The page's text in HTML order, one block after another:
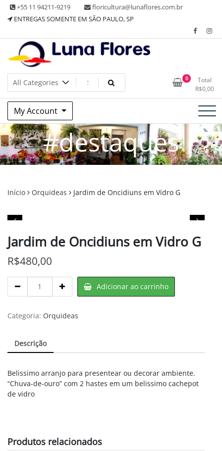
Skip +55 11 94211-9219
floricultura@lunaflores.com.br
ENTREGAS SOMENTE EM SÃO PAULO, SP
Floricultura Luna Flores – Vila
Mariana, SP – Presentes e
Decorações
Floricultura tradicional, vende flores naturais arranjos, buques
e muito mais
0
Total
R$0,00
My Account
#destaques
Início Orquideas Jardim de Oncidiuns em Vidro G
Jardim de Oncidiuns em Vidro G
R$480,00
em
quantity
Adicionar ao carrinho
Categoria: Orquideas
Descrição
Belissimo arranjo para presentear ou decorar ambiente.
“Chuva-de-ouro” com 2 hastes em um belissimo cachepot
de vidro
Produtos relacionados